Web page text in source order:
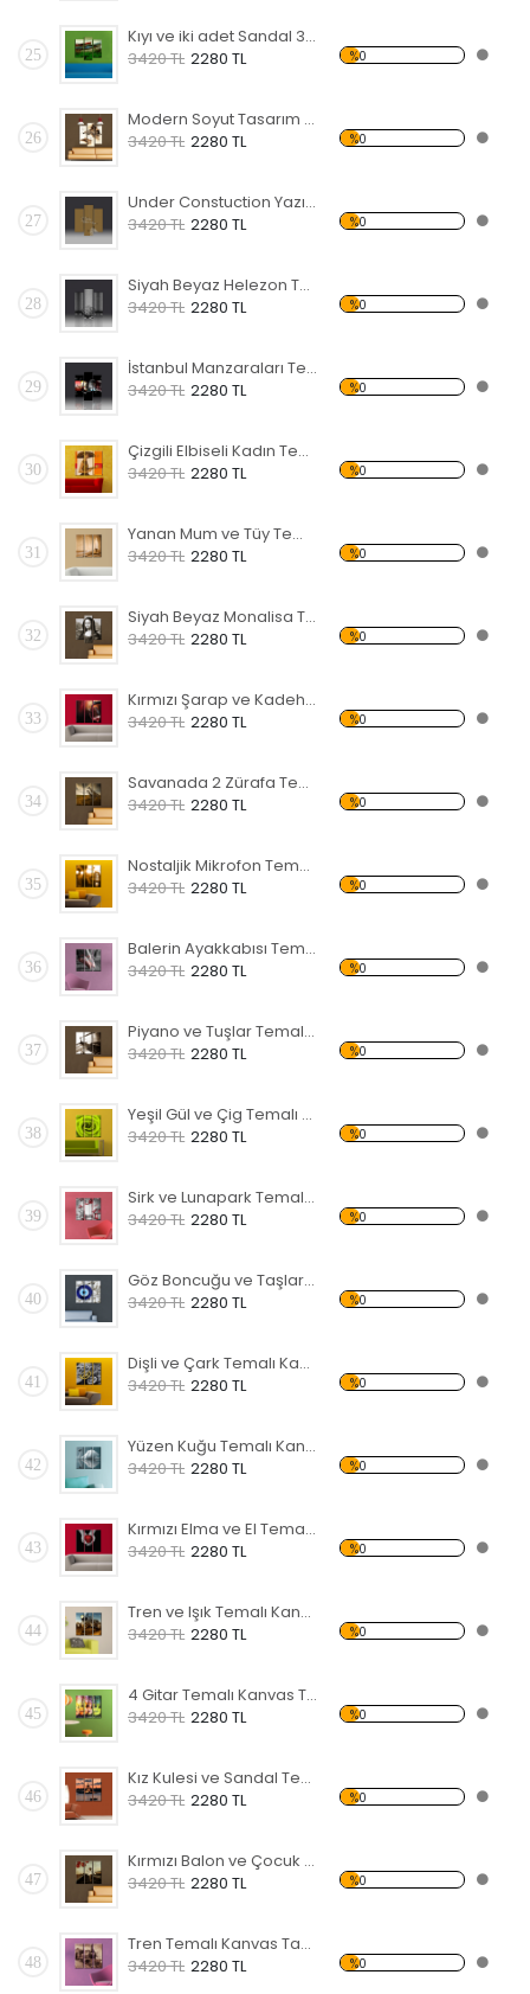
25
Kıyı ve iki adet Sandal 3 Temalı Kanvas Tablo
3420 TL 2280 TL %0
26
Modern Soyut Tasarım 26 Kanvas Tablo
3420 TL 2280 TL %0
27
Under Constuction Yazısı Temalı Kanvas Tablo
3420 TL 2280 TL %0
28
Siyah Beyaz Helezon Temalı Kanvas Tablo
3420 TL 2280 TL %0
29
İstanbul Manzaraları Temalı Kanvas Tablo
3420 TL 2280 TL %0
30
Çizgili Elbiseli Kadın Temalı Kanvas Tablo
3420 TL 2280 TL %0
31
Yanan Mum ve Tüy Temalı Kanvas Tablo
3420 TL 2280 TL %0
32
Siyah Beyaz Monalisa Temalı Kanvas Tablo
3420 TL 2280 TL %0
33
Kırmızı Şarap ve Kadeh Temalı Kanvas Tablo
3420 TL 2280 TL %0
34
Savanada 2 Zürafa Temalı Kanvas Tablo
3420 TL 2280 TL %0
35
Nostaljik Mikrofon Temalı Kanvas Tablo
3420 TL 2280 TL %0
36
Balerin Ayakkabısı Temalı Kanvas Tablo
3420 TL 2280 TL %0
37
Piyano ve Tuşlar Temalı Kanvas Tablo
3420 TL 2280 TL %0
38
Yeşil Gül ve Çig Temalı Kanvas Tablo
3420 TL 2280 TL %0
39
Sirk ve Lunapark Temalı Kanvas Tablo
3420 TL 2280 TL %0
40
Göz Boncuğu ve Taşlar Temalı Kanvas Tablo
3420 TL 2280 TL %0
41
Dişli ve Çark Temalı Kanvas Tablo
3420 TL 2280 TL %0
42
Yüzen Kuğu Temalı Kanvas Tablo
3420 TL 2280 TL %0
43
Kırmızı Elma ve El Temalı Kanvas Tablo
3420 TL 2280 TL %0
44
Tren ve Işık Temalı Kanvas Tablo
3420 TL 2280 TL %0
45
4 Gitar Temalı Kanvas Tablo
3420 TL 2280 TL %0
46
Kız Kulesi ve Sandal Temalı Kanvas Tablo
3420 TL 2280 TL %0
47
Kırmızı Balon ve Çocuk Temalı Kanvas Tablo
3420 TL 2280 TL %0
48
Tren Temalı Kanvas Tablo
3420 TL 2280 TL %0